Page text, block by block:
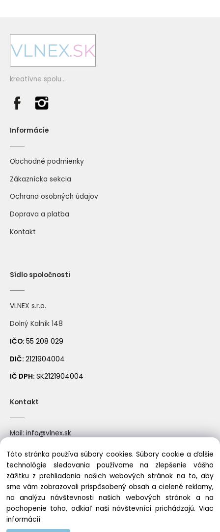
kreatívne spolu...
Informácie
Obchodné podmienky
Zákaznícka sekcia
Ochrana osobných údajov
Doprava a platba
Kontakt
Sídlo spoločnosti
VLNEX s.r.o.
Dolný Kalník 148
IČO: 55 208 029
DIČ: 2121904004
IČ DPH: SK2121904004
Kontakt
Mail:info@vlnex.sk
Mobil: +421910522388
Copyright © 2023 vlnex.sk, All rights reserved
Táto stránka používa súbory cookies. Súbory cookie a ďalšie
technológie sledovania používame na zlepšenie vášho
zážitku z prehliadania našich webových stránok na to, aby
sme vám zobrazovali prispôsobený obsah a cielené reklamy,
na analýzu návštevnosti našich webových stránok a na
pochopenie toho, odkiaľ naši návštevníci prichádzajú.Viac
informácií